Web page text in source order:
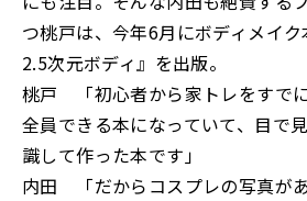
つ桃戸は、今年6月にボディメイ
2.5次元ボディ』を出版。
桃戸 「初心者から家トレをすでに
全員できる本になっていて、目で
識して作った本です」
内田 「だからコスプレの写真が